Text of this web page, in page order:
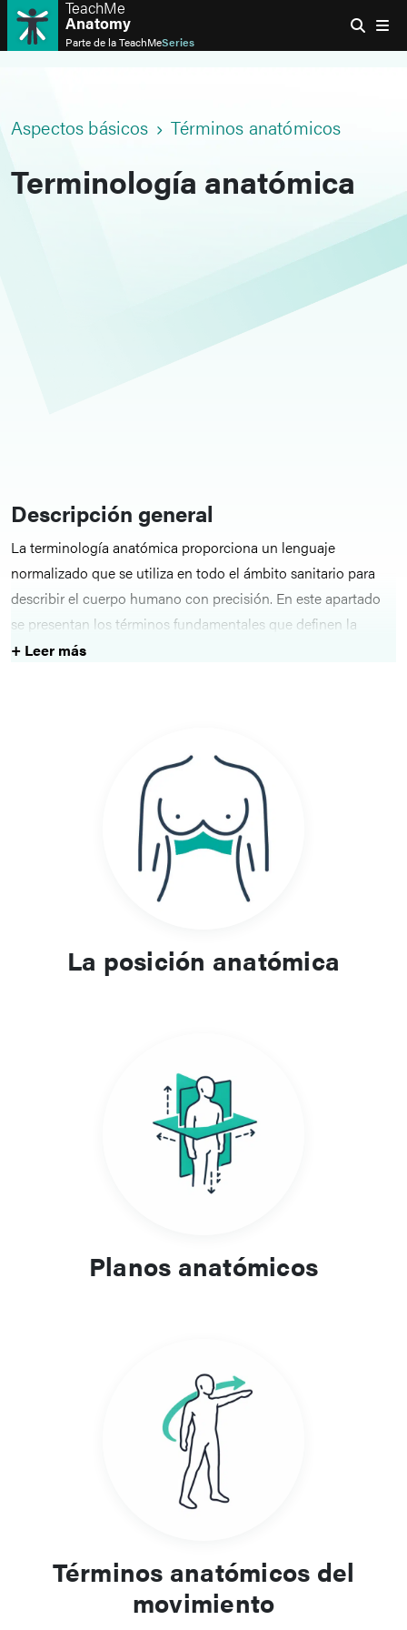
TeachMe
Anatomy
Parte de laTeachMeSeries
Aspectos básicos Términos anatómicos
Terminología anatómica
Descripción general
La terminología anatómica proporciona un lenguaje
normalizado que se utiliza en todo el ámbito sanitario para
describir el cuerpo humano con precisión. En este apartado
se presentan los términos fundamentales que definen la
posición, la orientación y el movimiento, creando así un
Los temas de esta sección abarcan la posición anatómica, los
planos anatómicos, los términos de movimiento y la
terminología utilizada para describir la localización, tanto en
adultos como en el desarrollo embrionario. Cada concepto
explica cómo las posiciones de referencia y los términos
direccionales permiten describir con precisión las estructuras
Relevancia clínica y enfoque del
exploración y la documentación. Un buen conocimiento de
estos términos fundamentales contribuye a la claridad a la
hora de interpretar imágenes, describir lesiones o analizar
abordajes quirúrgicos, lo que convierte a esta sección en
imprescindible para estudiantes, docentes y profesionales
+ Leer más
La posición anatómica
Planos anatómicos
Términos anatómicos del
movimiento